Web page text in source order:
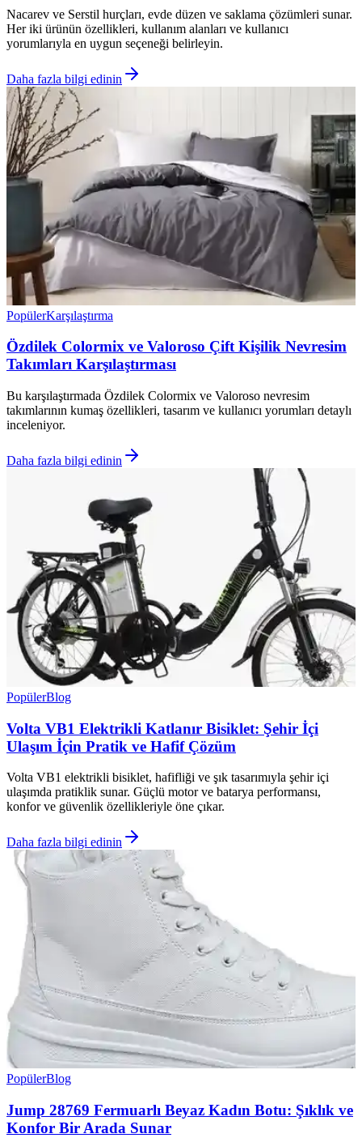
Nacarev ve Serstil hurçları, evde düzen ve saklama çözümleri sunar.
Her iki ürünün özellikleri, kullanım alanları ve kullanıcı
yorumlarıyla en uygun seçeneği belirleyin.
Daha fazla bilgi edinin
PopülerKarşılaştırma
Özdilek Colormix ve Valoroso Çift Kişilik Nevresim
Takımları Karşılaştırması
Bu karşılaştırmada Özdilek Colormix ve Valoroso nevresim
takımlarının kumaş özellikleri, tasarım ve kullanıcı yorumları detaylı
inceleniyor.
Daha fazla bilgi edinin
PopülerBlog
Volta VB1 Elektrikli Katlanır Bisiklet: Şehir İçi
Ulaşım İçin Pratik ve Hafif Çözüm
Volta VB1 elektrikli bisiklet, hafifliği ve şık tasarımıyla şehir içi
ulaşımda pratiklik sunar. Güçlü motor ve batarya performansı,
konfor ve güvenlik özellikleriyle öne çıkar.
Daha fazla bilgi edinin
PopülerBlog
Jump 28769 Fermuarlı Beyaz Kadın Botu: Şıklık ve
Konfor Bir Arada Sunar